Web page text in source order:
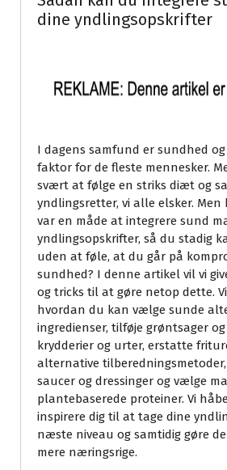
dine yndlingsopskrifter
I dagens samfund er sundhed
faktor for de fleste mennesker.
svært at følge en striks diæt og
yndlingsretter, vi alle elsker. Men
var en måde at integrere sund
yndlingsopskrifter, så du stadig
uden at føle, at du går på
sundhed? I denne artikel vil vi
og tricks til at gøre netop dette.
hvordan du kan vælge sunde
ingredienser, tilføje grøntsager
krydderier og urter, erstatte
alternative
saucer og dressinger og vælge
plantebaserede proteiner. Vi
inspirere dig til at tage dine
næste niveau og samtidig gøre
mere næringsrige.